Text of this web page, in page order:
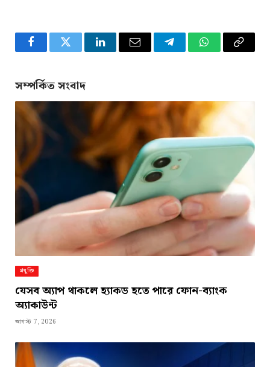
FacebookTwitter LinkedInEmail TelegramWhatsApp
Copy
সম্পর্কিত সংবাদ
প্রযুক্তি
যেসব অ্যাপ থাকলে হ্যাকড হতে পারে ফোন-ব্যাংক
অ্যাকাউন্ট
আগস্ট 7, 2026